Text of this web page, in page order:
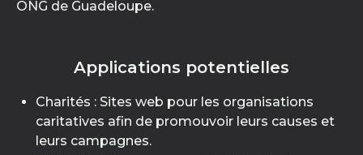
ONG de Guadeloupe.
Applications potentielles
Charités : Sites web pour les organisations
caritatives afin de promouvoir leurs causes et
leurs campagnes.